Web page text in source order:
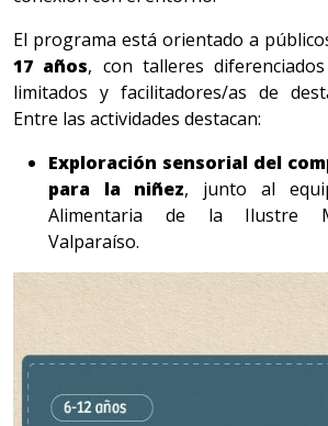
El programa está orientado a
17 años, con talleres
limitados y facilitadores/as de
Entre las actividades destacan:
Exploración sensorial del
para la niñez, junto al
Alimentaria de la Ilustre
Valparaíso.